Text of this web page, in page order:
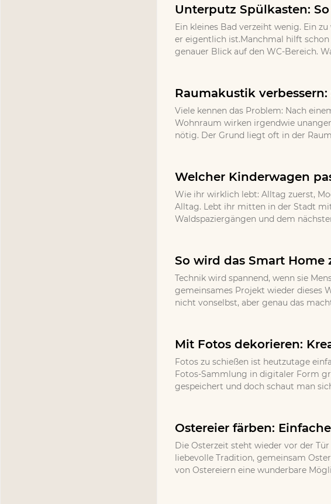
Unterputz Spülkasten:
Ein kleines Bad verzeiht wenig. Ein
er eigentlich ist.Manchmal hilft schon
genauer Blick auf den WC-Bereich.
Raumakustik
Viele kennen das Problem: Nach
Wohnraum wirken irgendwie
nötig. Der Grund liegt oft in der
Welcher Kinderwagen
Wie ihr wirklich lebt: Alltag zuerst,
Alltag. Lebt ihr mitten in der Stadt
Waldspaziergängen und dem
So wird das Smart
Technik wird spannend, wenn sie
gemeinsames Projekt wieder dieses
nicht vonselbst, aber genau das
Mit Fotos dekorieren:
Fotos zu schießen ist heutzutage
Fotos-Sammlung in digitaler Form
gespeichert und doch schaut man
Ostereier färben:
Die Osterzeit steht wieder vor der
liebevolle Tradition, gemeinsam
von Ostereiern eine wunderbare